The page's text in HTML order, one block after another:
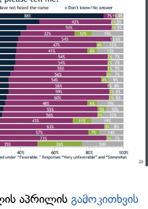
აპრილის გამოკითხვის